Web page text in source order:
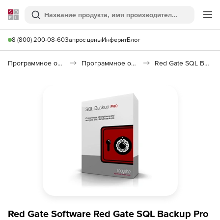
Softline
Поиск
8 (800) 200-08-60Запрос ценыИнферитБлог
Программное обеспечение для работы с файлами и дисками Программное обеспечение для резервного копирования Red Gate SQL Backup Pro
Red Gate Software Red Gate SQL Backup Pro